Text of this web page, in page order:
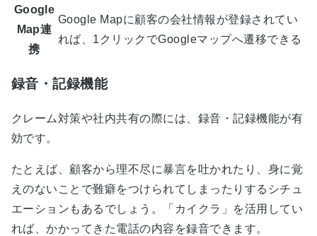
Google
Map連
携
Google Mapに顧客の会社情報が登録されてい
れば、1クリックでGoogleマップへ遷移できる
録音・記録機能
クレーム対策や社内共有の際には、録音・記録機能が有
効です。
たとえば、顧客から理不尽に暴言を吐かれたり、身に覚
えのないことで難癖をつけられてしまったりするシチュ
エーションもあるでしょう。「カイクラ」を活用してい
れば、かかってきた電話の内容を録音できます。